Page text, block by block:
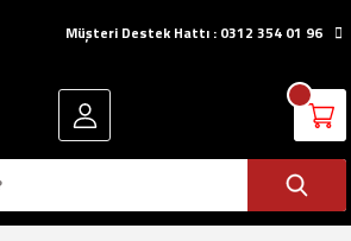
Müşteri Destek Hattı : 0312 354 01 96